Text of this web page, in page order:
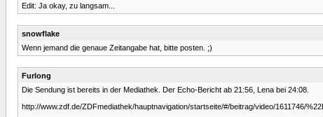
Edit: Ja okay, zu langsam...
snowflake
Wenn jemand die genaue Zeitangabe hat, bitte posten. ;)
Furlong
Die Sendung ist bereits in der Mediathek. Der Echo-Bericht ab 21:56, Lena bei 24:08.
http://www.zdf.de/ZDFmediathek/hauptnavigation/startseite/#/beitrag/video/1611746/